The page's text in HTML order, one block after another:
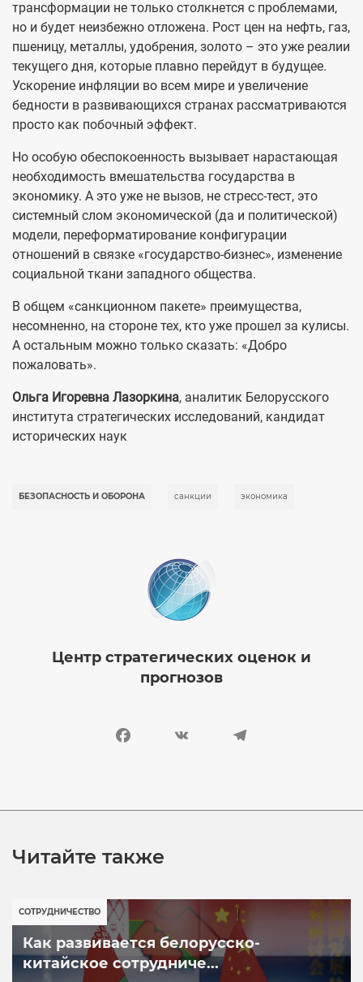
трансформации не только столкнется с проблемами,
но и будет неизбежно отложена. Рост цен на нефть, газ,
пшеницу, металлы, удобрения, золото – это уже реалии
текущего дня, которые плавно перейдут в будущее.
Ускорение инфляции во всем мире и увеличение
бедности в развивающихся странах рассматриваются
просто как побочный эффект.
Но особую обеспокоенность вызывает нарастающая
необходимость вмешательства государства в
экономику. А это уже не вызов, не стресс-тест, это
системный слом экономической (да и политической)
модели, переформатирование конфигурации
отношений в связке «государство-бизнес», изменение
социальной ткани западного общества.
В общем «санкционном пакете» преимущества,
несомненно, на стороне тех, кто уже прошел за кулисы.
А остальным можно только сказать: «Добро
пожаловать».
Ольга Игоревна Лазоркина, аналитик Белорусского
института стратегических исследований, кандидат
исторических наук
БЕЗОПАСНОСТЬ И ОБОРОНА санкции экономика
Центр стратегических оценок и
прогнозов
Facebook VK Telegram
Читайте также
СОТРУДНИЧЕСТВО
Как развивается белорусско-
китайское сотрудниче...